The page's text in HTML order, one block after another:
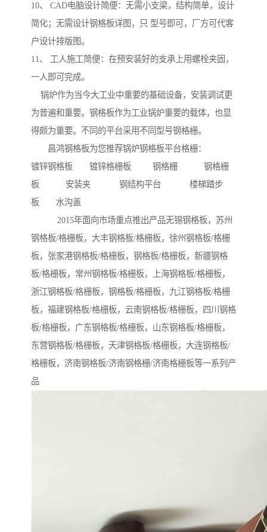
10、 CAD电脑设计简便：无需小支梁，结构简单，设计
简化；无需设计钢格板详图，只 型号即可，厂方可代客
户设计排版图。
11、 工人施工简便：在预安装好的支承上用螺栓夹固，
一人即可完成。
锅炉作为当今大工业中重要的基础设备，安装调试更
为普遍和重要。钢格板作为工业锅炉重要的载体，也显
得颇为重要。不同的平台采用不同型号钢格栅。
昌鸿钢格板为您推荐锅炉钢格板平台格栅：
镀锌钢格板 镀锌格栅板 钢格栅 钢格栅
板 安装夹 钢结构平台 楼梯踏步
板 水沟盖
2015年面向市场重点推出产品无锡钢格板，苏州
钢格板/格栅板，大丰钢格板/格栅板，徐州钢格板/格栅
板，张家港钢格板/格栅板，钢格板/格栅板，新疆钢格
板/格栅板，常州钢格板/格栅板，上海钢格板/格栅板，
浙江钢格板/格栅板，钢格板/格栅板，九江钢格板/格栅
板，福建钢格板/格栅板，云南钢格板/格栅板，四川钢格
板/格栅板，广东钢格板/格栅板，山东钢格板/格栅板，
东营钢格板/格栅板，天津钢格板/格栅板，大连钢格板/
格栅板，济南钢格板/济南钢格栅/济南格栅板等一系列产
品